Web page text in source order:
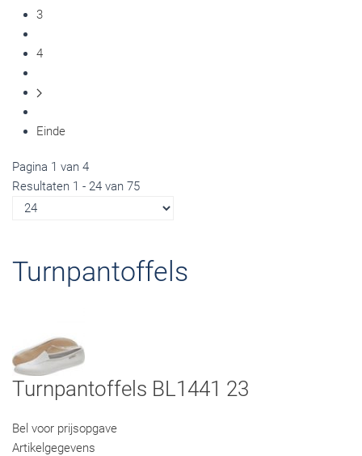
3
4
Einde
Pagina 1 van 4
Resultaten 1 - 24 van 75
Turnpantoffels
Turnpantoffels BL1441 23
Bel voor prijsopgave
Artikelgegevens